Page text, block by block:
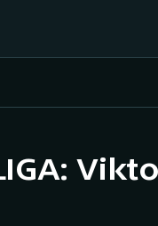
Baseball a softbal